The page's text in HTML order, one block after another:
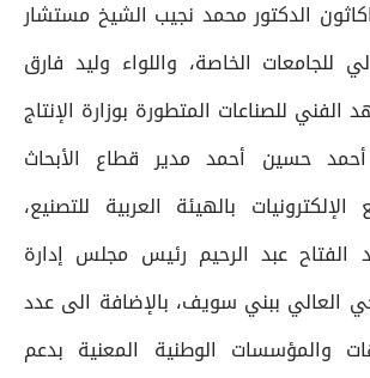
الدكتور محمد نجيب الشيخ مستشار
للجامعات الخاصة، واللواء وليد فارق
الفني للصناعات المتطورة بوزارة الإنتاج
أحمد حسين أحمد مدير قطاع الأبحاث
بالهيئة العربية للتصنيع،
الفتاح عبد الرحيم رئيس مجلس إدارة
العالي ببني سويف، بالإضافة الى عدد
والمؤسسات الوطنية المعنية بدعم